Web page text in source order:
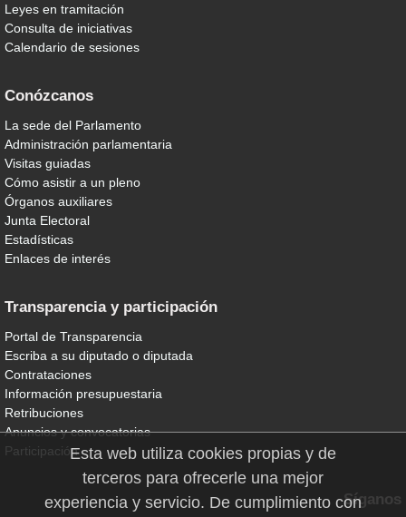
Leyes en tramitación
Consulta de iniciativas
Calendario de sesiones
Conózcanos
La sede del Parlamento
Administración parlamentaria
Visitas guiadas
Cómo asistir a un pleno
Órganos auxiliares
Junta Electoral
Estadísticas
Enlaces de interés
Transparencia y participación
Portal de Transparencia
Escriba a su diputado o diputada
Contrataciones
Información presupuestaria
Retribuciones
Anuncios y convocatorias
Participación
Síganos
Esta web utiliza cookies propias y de
terceros para ofrecerle una mejor
experiencia y servicio. De cumplimiento con